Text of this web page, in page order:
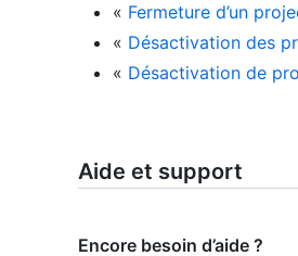
« Fermeture d’un
« Désactivation des
« Désactivation de
Aide et support
Encore besoin d’aide ?